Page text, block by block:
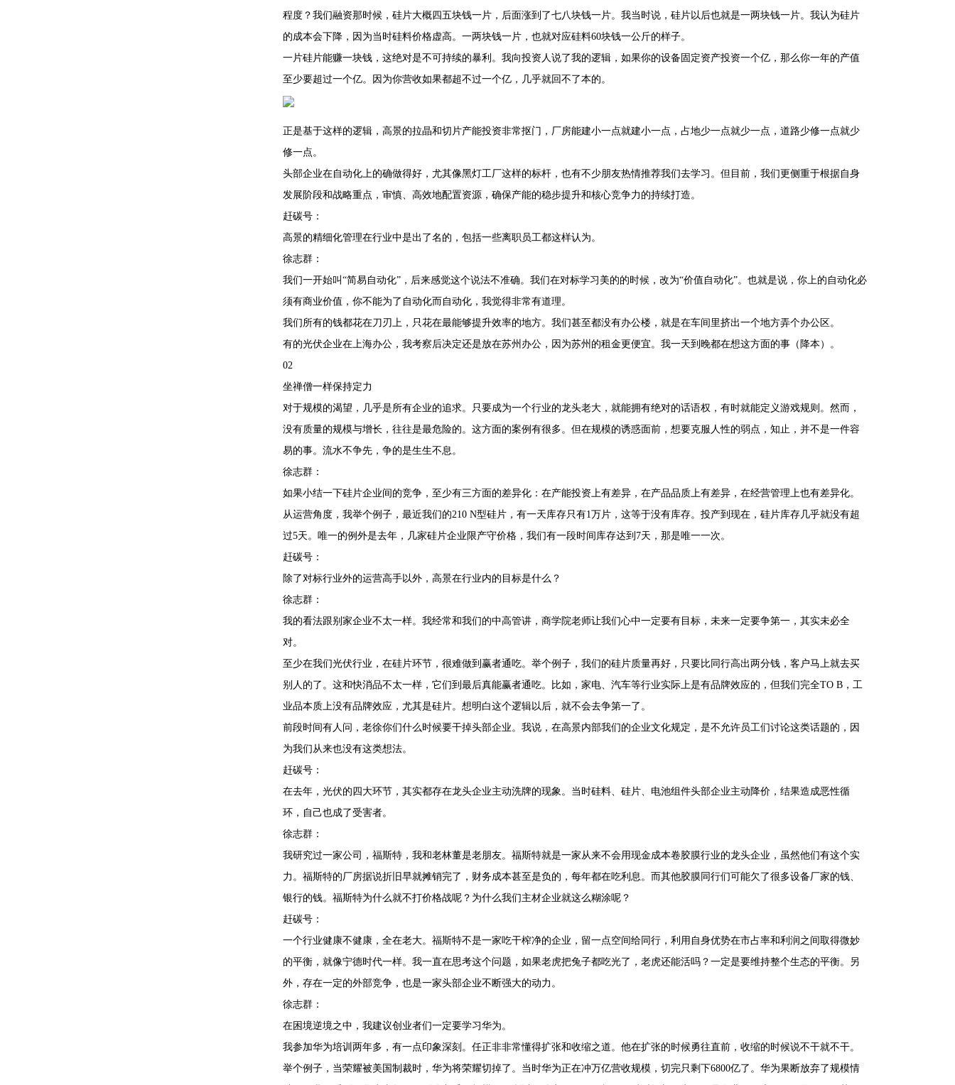
程度？我们融资那时候，硅片大概四五块钱一片，后面涨到了七八块钱一片。我当时说，硅片以后也就是一两块钱一片。我认为硅片
的成本会下降，因为当时硅料价格虚高。一两块钱一片，也就对应硅料60块钱一公斤的样子。
一片硅片能赚一块钱，这绝对是不可持续的暴利。我向投资人说了我的逻辑，如果你的设备固定资产投资一个亿，那么你一年的产值
至少要超过一个亿。因为你营收如果都超不过一个亿，几乎就回不了本的。
正是基于这样的逻辑，高景的拉晶和切片产能投资非常抠门，厂房能建小一点就建小一点，占地少一点就少一点，道路少修一点就少
修一点。
头部企业在自动化上的确做得好，尤其像黑灯工厂这样的标杆，也有不少朋友热情推荐我们去学习。但目前，我们更侧重于根据自身
发展阶段和战略重点，审慎、高效地配置资源，确保产能的稳步提升和核心竞争力的持续打造。
赶碳号：
高景的精细化管理在行业中是出了名的，包括一些离职员工都这样认为。
徐志群：
我们一开始叫“简易自动化”，后来感觉这个说法不准确。我们在对标学习美的的时候，改为“价值自动化”。也就是说，你上的自动化必
须有商业价值，你不能为了自动化而自动化，我觉得非常有道理。
我们所有的钱都花在刀刃上，只花在最能够提升效率的地方。我们甚至都没有办公楼，就是在车间里挤出一个地方弄个办公区。
有的光伏企业在上海办公，我考察后决定还是放在苏州办公，因为苏州的租金更便宜。我一天到晚都在想这方面的事（降本）。
02
坐禅僧一样保持定力
对于规模的渴望，几乎是所有企业的追求。只要成为一个行业的龙头老大，就能拥有绝对的话语权，有时就能定义游戏规则。然而，
没有质量的规模与增长，往往是最危险的。这方面的案例有很多。但在规模的诱惑面前，想要克服人性的弱点，知止，并不是一件容
易的事。流水不争先，争的是生生不息。
徐志群：
如果小结一下硅片企业间的竞争，至少有三方面的差异化：在产能投资上有差异，在产品品质上有差异，在经营管理上也有差异化。
从运营角度，我举个例子，最近我们的210 N型硅片，有一天库存只有1万片，这等于没有库存。投产到现在，硅片库存几乎就没有超
过5天。唯一的例外是去年，几家硅片企业限产守价格，我们有一段时间库存达到7天，那是唯一一次。
赶碳号：
除了对标行业外的运营高手以外，高景在行业内的目标是什么？
徐志群：
我的看法跟别家企业不太一样。我经常和我们的中高管讲，商学院老师让我们心中一定要有目标，未来一定要争第一，其实未必全
对。
至少在我们光伏行业，在硅片环节，很难做到赢者通吃。举个例子，我们的硅片质量再好，只要比同行高出两分钱，客户马上就去买
别人的了。这和快消品不太一样，它们到最后真能赢者通吃。比如，家电、汽车等行业实际上是有品牌效应的，但我们完全TO B，工
业品本质上没有品牌效应，尤其是硅片。想明白这个逻辑以后，就不会去争第一了。
前段时间有人问，老徐你们什么时候要干掉头部企业。我说，在高景内部我们的企业文化规定，是不允许员工们讨论这类话题的，因
为我们从来也没有这类想法。
赶碳号：
在去年，光伏的四大环节，其实都存在龙头企业主动洗牌的现象。当时硅料、硅片、电池组件头部企业主动降价，结果造成恶性循
环，自己也成了受害者。
徐志群：
我研究过一家公司，福斯特，我和老林董是老朋友。福斯特就是一家从来不会用现金成本卷胶膜行业的龙头企业，虽然他们有这个实
力。福斯特的厂房据说折旧早就摊销完了，财务成本甚至是负的，每年都在吃利息。而其他胶膜同行们可能欠了很多设备厂家的钱、
银行的钱。福斯特为什么就不打价格战呢？为什么我们主材企业就这么糊涂呢？
赶碳号：
一个行业健康不健康，全在老大。福斯特不是一家吃干榨净的企业，留一点空间给同行，利用自身优势在市占率和利润之间取得微妙
的平衡，就像宁德时代一样。我一直在思考这个问题，如果老虎把兔子都吃光了，老虎还能活吗？一定是要维持整个生态的平衡。另
外，存在一定的外部竞争，也是一家头部企业不断强大的动力。
徐志群：
在困境逆境之中，我建议创业者们一定要学习华为。
我参加华为培训两年多，有一点印象深刻。任正非非常懂得扩张和收缩之道。他在扩张的时候勇往直前，收缩的时候说不干就不干。
举个例子，当荣耀被美国制裁时，华为将荣耀切掉了。当时华为正在冲万亿营收规模，切完只剩下6800亿了。华为果断放弃了规模情